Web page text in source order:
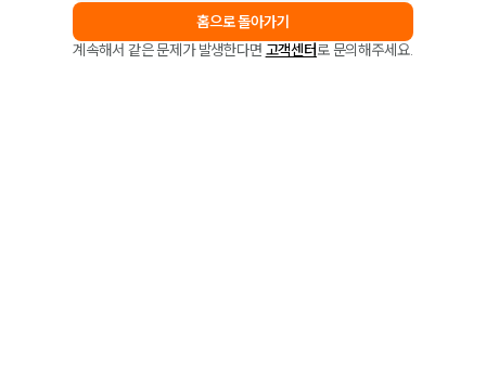
홈으로 돌아가기
계속해서 같은 문제가 발생한다면 고객센터로 문의해주세요.